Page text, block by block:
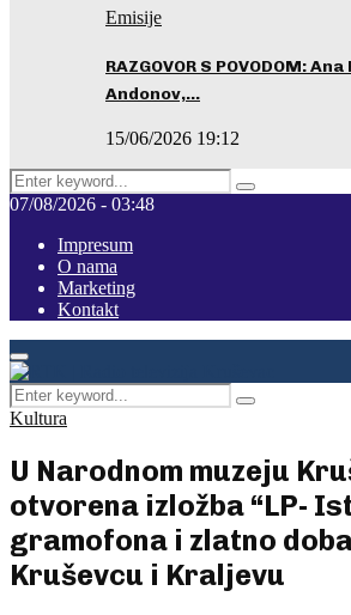
Emisije
RAZGOVOR S POVODOM:
Andonov,…
15/06/2026 19:12
Search
for:
Pretraga
07/08/2026 - 03:48
Impresum
O nama
Marketing
Kontakt
Facebook
Instagram
Youtube
Primary
Menu
Search
for:
Pretraga
Kultura
U Narodnom muzeju
otvorena izložba “LP-
gramofona i zlatno
Kruševcu i Kraljevu